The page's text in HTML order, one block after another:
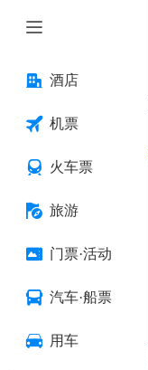
酒店
机票
火车票
旅游
门票·活动
汽车·船票
用车